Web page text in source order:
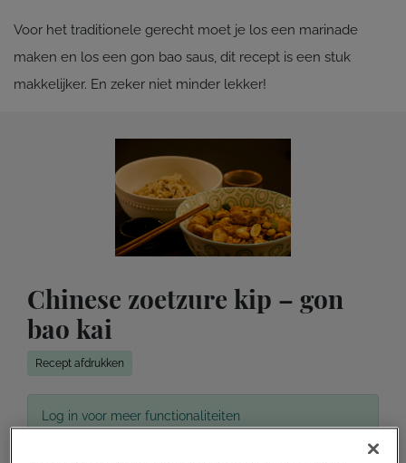
Voor het traditionele gerecht moet je los een marinade
maken en los een gon bao saus, dit recept is een stuk
makkelijker. En zeker niet minder lekker!
Chinese zoetzure kip – gon
bao kai
Recept afdrukken
Log in voor meer functionaliteiten